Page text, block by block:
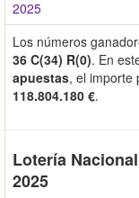
Los números
36 C(34) R(0). En
apuestas, el importe
118.804.180 €.
Lotería
2025